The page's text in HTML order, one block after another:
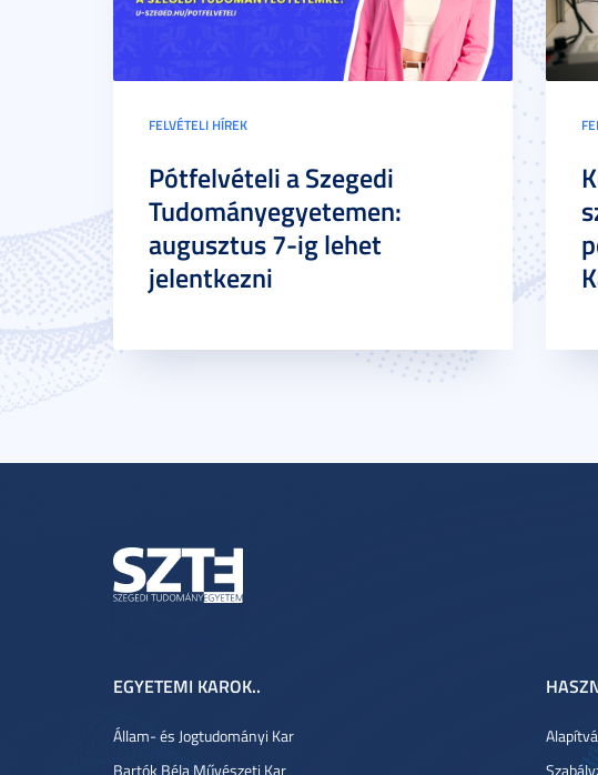
FELVÉTELI HÍREK
Pótfelvételi a Szegedi
Tudományegyetemen:
augusztus 7-ig lehet
jelentkezni
EGYETEMI KAROK..
Állam- és Jogtudományi Kar
Bartók Béla Művészeti Kar